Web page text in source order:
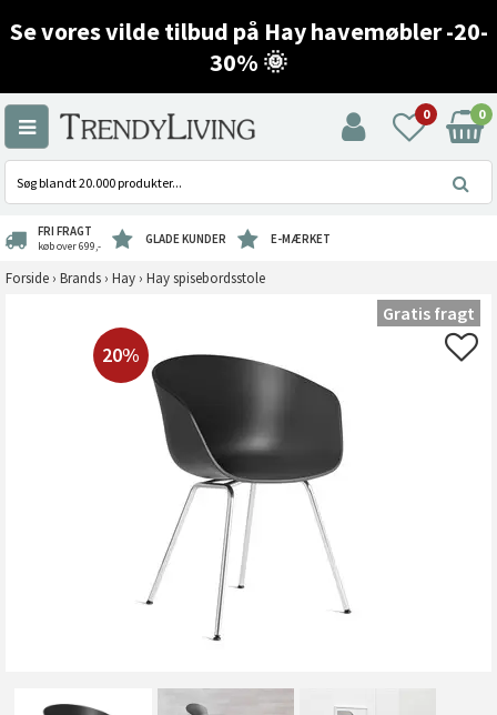
Se vores vilde tilbud på Hay havemøbler -20-
30% 🌞
0 0
FRI FRAGT
køb over 699,- GLADE KUNDER E-MÆRKET
Forside › Brands › Hay › Hay spisebordsstole
20%
Gratis fragt